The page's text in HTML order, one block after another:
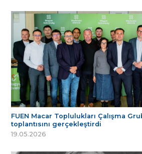
FUEN Macar Toplulukları Çalışma
toplantısını gerçekleştirdi
19.05.2026